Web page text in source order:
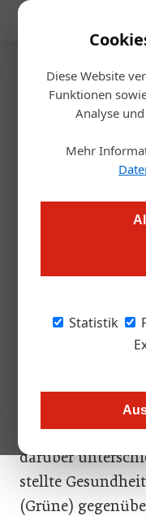
Diese Website
Funktionen
Analyse
Mehr
Statistik
Was das
und
Gäste in Hotellerie
Lockdown einen
werden. Für die
einen negativen
vermutlich,
darüber
stellte
(Grüne)